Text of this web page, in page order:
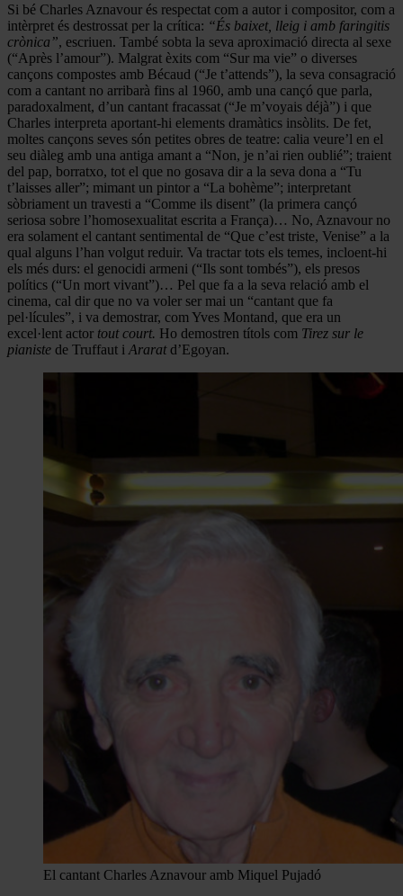
Si bé Charles Aznavour és respectat com a autor i compositor, com a
intèrpret és destrossat per la crítica: “És baixet, lleig i amb faringitis
crònica”, escriuen. També sobta la seva aproximació directa al sexe
(“Après l’amour”). Malgrat èxits com “Sur ma vie” o diverses
cançons compostes amb Bécaud (“Je t’attends”), la seva consagració
com a cantant no arribarà fins al 1960, amb una cançó que parla,
paradoxalment, d’un cantant fracassat (“Je m’voyais déjà”) i que
Charles interpreta aportant-hi elements dramàtics insòlits. De fet,
moltes cançons seves són petites obres de teatre: calia veure’l en el
seu diàleg amb una antiga amant a “Non, je n’ai rien oublié”; traient
del pap, borratxo, tot el que no gosava dir a la seva dona a “Tu
t’laisses aller”; mimant un pintor a “La bohème”; interpretant
sòbriament un travesti a “Comme ils disent” (la primera cançó
seriosa sobre l’homosexualitat escrita a França)… No, Aznavour no
era solament el cantant sentimental de “Que c’est triste, Venise” a la
qual alguns l’han volgut reduir. Va tractar tots els temes, incloent-hi
els més durs: el genocidi armeni (“Ils sont tombés”), els presos
polítics (“Un mort vivant”)… Pel que fa a la seva relació amb el
cinema, cal dir que no va voler ser mai un “cantant que fa
pel·lícules”, i va demostrar, com Yves Montand, que era un
excel·lent actor tout court. Ho demostren títols com Tirez sur le
pianiste de Truffaut i Araratd’Egoyan.
El cantant Charles Aznavour amb Miquel Pujadó